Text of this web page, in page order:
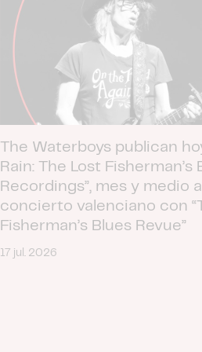
The Waterboys publican
Rain: The Lost Fisherman’s
Recordings”, mes y medio
concierto valenciano con
Fisherman’s Blues Revue”
17 jul. 2026